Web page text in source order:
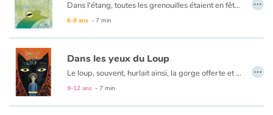
Écoles
Médiathèques
Vidéos & Tutoriaux
Dans l'étang, toutes les grenouilles étaient en fête. Toutes sauf une. Toutes les grenouilles se préparaient pour le grand évènement. Toutes sauf une… Sur un mode humoristique, Tullio Corda nous invite à revisiter certains clichés, ce qui ne manquera pas de faire sourire petits et grands.
6-8 ans - 7 min
Dans les yeux du Loup
Le loup, souvent, hurlait ainsi, la gorge offerte et les yeux clos. Tout entier dans son cri. Il ne la vit pas approcher, elle, la jeune fille. N’entendit pas son pas léger. En tout cas, c’est ce qu’elle crut. Qu’il ne l’avait pas vue.
9-12 ans - 7 min
…